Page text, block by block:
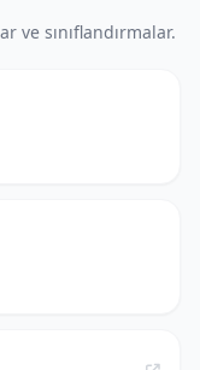
ve sınıflandırmalar.